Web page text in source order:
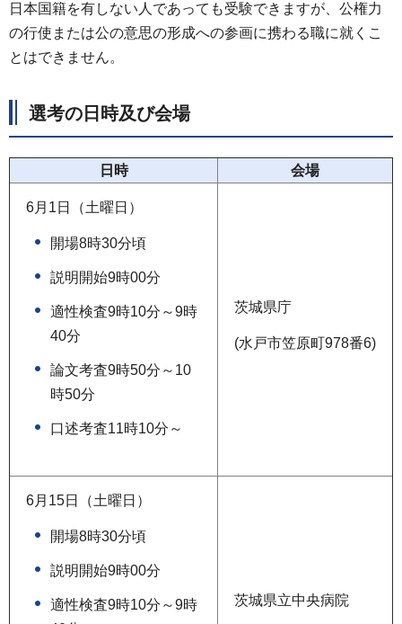
日本国籍を有しない人であっても受験できますが、公権力
の行使または公の意思の形成への参画に携わる職に就くこ
とはできません。
選考の日時及び会場
日時 会場
6月1日（土曜日）
開場8時30分頃
説明開始9時00分
適性検査9時10分～9時
40分
論文考査9時50分～10
時50分
口述考査11時10分～
茨城県庁
(水戸市笠原町978番6)
6月15日（土曜日）
開場8時30分頃
説明開始9時00分
適性検査9時10分～9時
茨城県立中央病院